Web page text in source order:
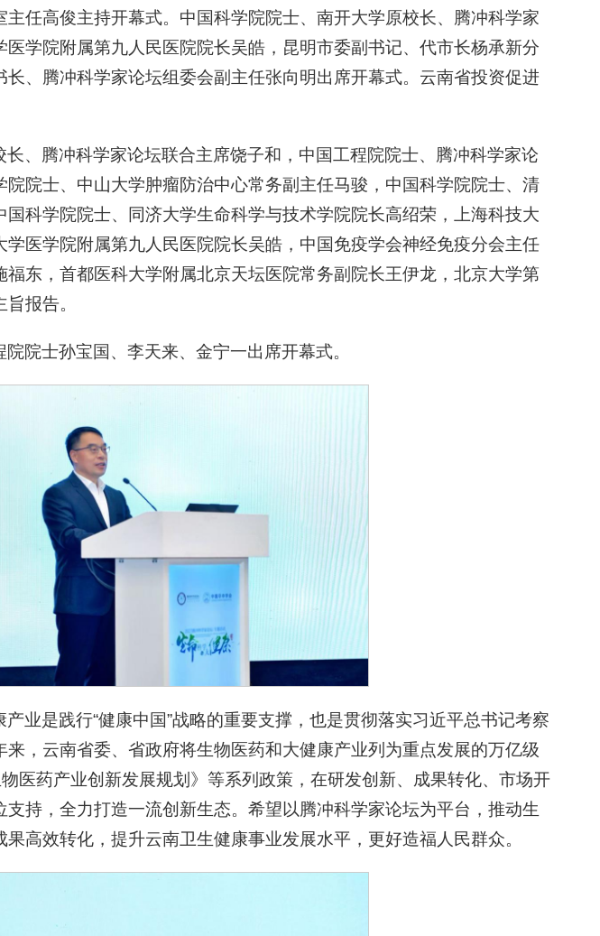
任高俊主持开幕式。中国科学院院士、南开大学原校长、腾冲科学家
学院附属第九人民医院院长吴皓，昆明市委副书记、代市长杨承新分
、腾冲科学家论坛组委会副主任张向明出席开幕式。云南省投资促进
、腾冲科学家论坛联合主席饶子和，中国工程院院士、腾冲科学家论
院士、中山大学肿瘤防治中心常务副主任马骏，中国科学院院士、清
科学院院士、同济大学生命科学与技术学院院长高绍荣，上海科技大
医学院附属第九人民医院院长吴皓，中国免疫学会神经免疫分会主任
东，首都医科大学附属北京天坛医院常务副院长王伊龙，北京大学第
报告。
院士孙宝国、李天来、金宁一出席开幕式。
业是践行“健康中国”战略的重要支撑，也是贯彻落实习近平总书记考察
，云南省委、省政府将生物医药和大健康产业列为重点发展的万亿级
医药产业创新发展规划》等系列政策，在研发创新、成果转化、市场开
持，全力打造一流创新生态。希望以腾冲科学家论坛为平台，推动生
高效转化，提升云南卫生健康事业发展水平，更好造福人民群众。